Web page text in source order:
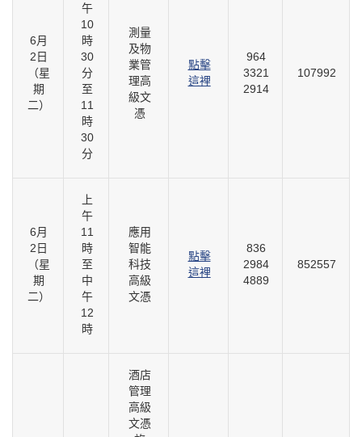
6月
2日
（星
期
二）
午
10
時
30
分
至
11
時
30
分
測量
及物
業管
理高
級文
憑
點擊
這裡
964
3321
2914
107992
6月
2日
（星
期
二）
上
午
11
時
至
中
午
12
時
應用
智能
科技
高級
文憑
點擊
這裡
836
2984
4889
852557
酒店
管理
高級
文憑